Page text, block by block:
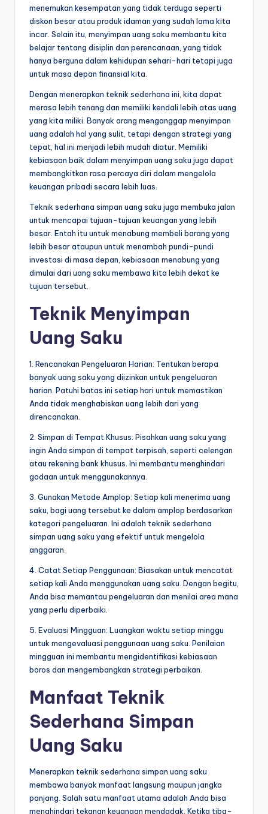
menemukan kesempatan yang tidak terduga seperti
diskon besar atau produk idaman yang sudah lama kita
incar. Selain itu, menyimpan uang saku membantu kita
belajar tentang disiplin dan perencanaan, yang tidak
hanya berguna dalam kehidupan sehari-hari tetapi juga
untuk masa depan finansial kita.
Dengan menerapkan teknik sederhana ini, kita dapat
merasa lebih tenang dan memiliki kendali lebih atas uang
yang kita miliki. Banyak orang menganggap menyimpan
uang adalah hal yang sulit, tetapi dengan strategi yang
tepat, hal ini menjadi lebih mudah diatur. Memiliki
kebiasaan baik dalam menyimpan uang saku juga dapat
membangkitkan rasa percaya diri dalam mengelola
keuangan pribadi secara lebih luas.
Teknik sederhana simpan uang saku juga membuka jalan
untuk mencapai tujuan-tujuan keuangan yang lebih
besar. Entah itu untuk menabung membeli barang yang
lebih besar ataupun untuk menambah pundi-pundi
investasi di masa depan, kebiasaan menabung yang
dimulai dari uang saku membawa kita lebih dekat ke
tujuan tersebut.
Teknik Menyimpan
Uang Saku
1. Rencanakan Pengeluaran Harian: Tentukan berapa
banyak uang saku yang diizinkan untuk pengeluaran
harian. Patuhi batas ini setiap hari untuk memastikan
Anda tidak menghabiskan uang lebih dari yang
direncanakan.
2. Simpan di Tempat Khusus: Pisahkan uang saku yang
ingin Anda simpan di tempat terpisah, seperti celengan
atau rekening bank khusus. Ini membantu menghindari
godaan untuk menggunakannya.
3. Gunakan Metode Amplop: Setiap kali menerima uang
saku, bagi uang tersebut ke dalam amplop berdasarkan
kategori pengeluaran. Ini adalah teknik sederhana
simpan uang saku yang efektif untuk mengelola
anggaran.
4. Catat Setiap Penggunaan: Biasakan untuk mencatat
setiap kali Anda menggunakan uang saku. Dengan begitu,
Anda bisa memantau pengeluaran dan menilai area mana
yang perlu diperbaiki.
5. Evaluasi Mingguan: Luangkan waktu setiap minggu
untuk mengevaluasi penggunaan uang saku. Penilaian
mingguan ini membantu mengidentifikasi kebiasaan
boros dan mengembangkan strategi perbaikan.
Manfaat Teknik
Sederhana Simpan
Uang Saku
Menerapkan teknik sederhana simpan uang saku
membawa banyak manfaat langsung maupun jangka
panjang. Salah satu manfaat utama adalah Anda bisa
menghindari tekanan keuangan mendadak. Ketika tiba-